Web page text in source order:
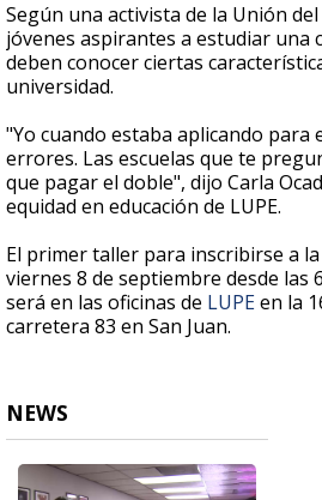
Según una activista de la Unión
jóvenes aspirantes a estudiar una
deben conocer ciertas
universidad.
"Yo cuando estaba aplicando para
errores. Las escuelas que te
que pagar el doble", dijo Carla
equidad en educación de LUPE.
El primer taller para inscribirse a
viernes 8 de septiembre desde las
será en las oficinas de LUPEen la
carretera 83 en San Juan.
NEWS